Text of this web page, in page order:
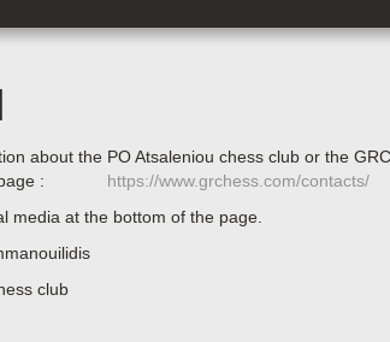
about the PO Atsaleniou chess club or the
page : https://www.grchess.com/contacts/
media at the bottom of the page.
club